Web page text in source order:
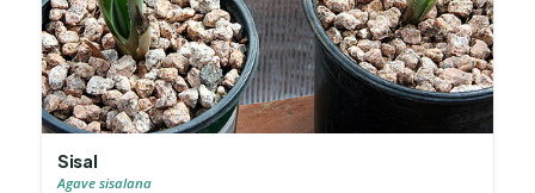
Sisal
Agave sisalana